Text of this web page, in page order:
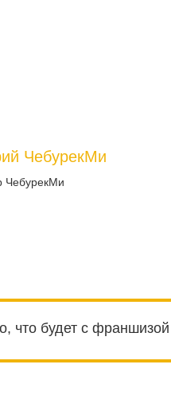
ЧебурекМи
ЧебурекМи
что будет с